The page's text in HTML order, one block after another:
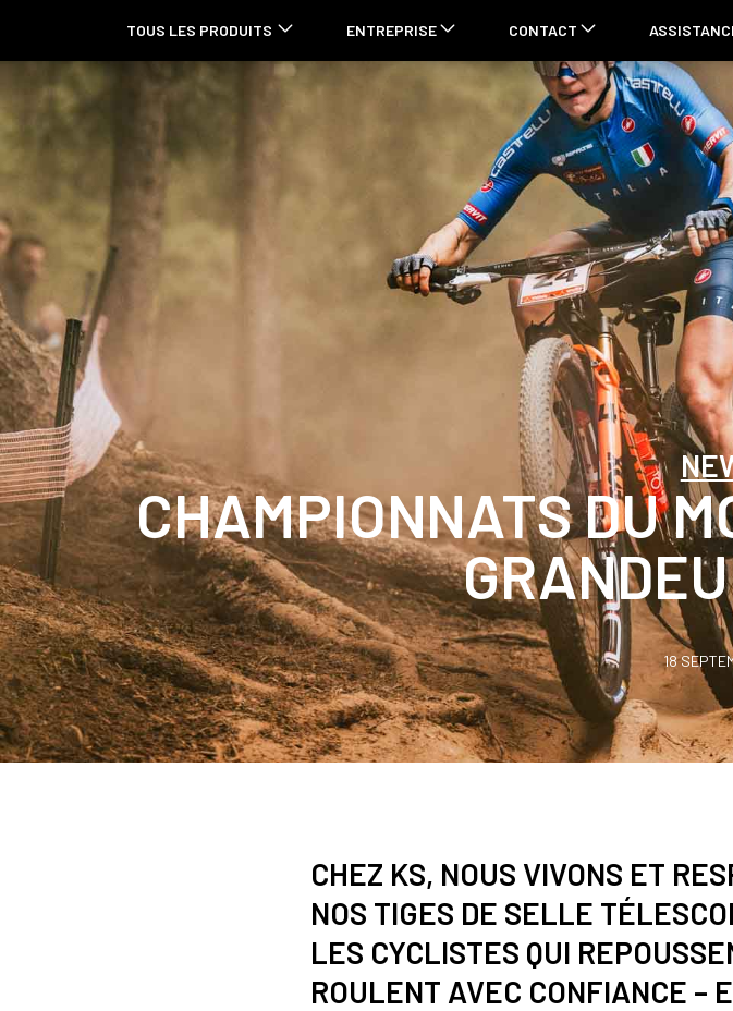
TOUS LES PRODUITS ENTREPRISE CONTACT
CHAMPIONNATS DU
18
CHEZ KS, NOUS VIVONS ET
NOS TIGES DE SELLE
LES CYCLISTES QUI
ROULENT AVEC CONFIANCE –